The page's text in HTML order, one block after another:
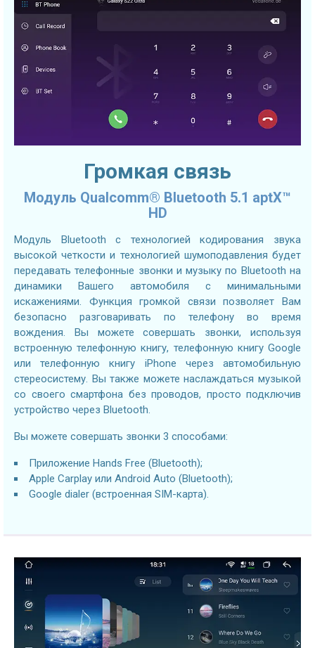
Громкая связь
Модуль Qualcomm® Bluetooth 5.1 aptX™
HD
Модуль Bluetooth с технологией кодирования звука
высокой четкости и технологией шумоподавления будет
передавать телефонные звонки и музыку по Bluetooth на
динамики Вашего автомобиля с минимальными
искажениями. Функция громкой связи позволяет Вам
безопасно разговаривать по телефону во время
вождения. Вы можете совершать звонки, используя
встроенную телефонную книгу, телефонную книгу Google
или телефонную книгу iPhone через автомобильную
стереосистему. Вы также можете наслаждаться музыкой
со своего смартфона без проводов, просто подключив
устройство через Bluetooth.
Вы можете совершать звонки 3 способами:
Приложение Hands Free (Bluetooth);
Apple Carplay или Android Auto (Bluetooth);
Google dialer (встроенная SIM-карта).